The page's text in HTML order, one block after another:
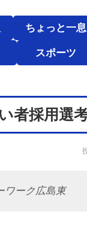
ちょっと一息
スポーツ
者採用選
ワーク広島東